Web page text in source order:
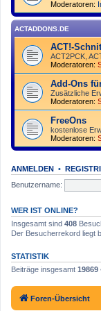
Moderatoren:
ACTADDONS.DE
ACT!-
ACT2PCK,
Moderatoren:
Add-Ons
Zusätzliche
Moderatoren:
FreeOns
kostenlose
Moderatoren:
ANMELDEN •
Benutzername:
WER IST ONLINE?
Insgesamt sind 408
Der Besucherrekord liegt
STATISTIK
Beiträge insgesamt 19869
Foren-Übersicht